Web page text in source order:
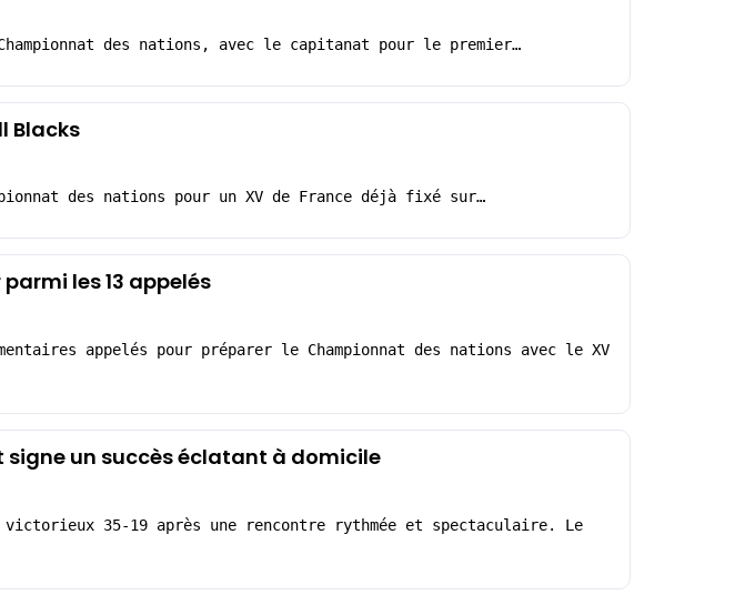
des nations, avec le capitanat pour le premier…
Blacks
des nations pour un XV de France déjà fixé sur…
les 13 appelés
appelés pour préparer le Championnat des nations avec le XV
signe un succès éclatant à domicile
35-19 après une rencontre rythmée et spectaculaire. Le